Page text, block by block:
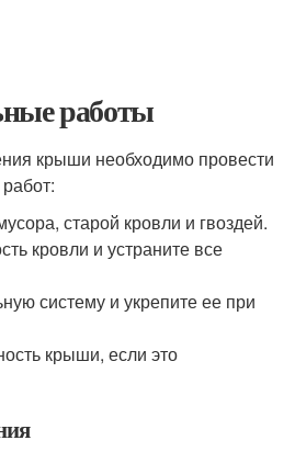
работы
крыши необходимо провести
старой кровли и гвоздей.
кровли и устраните все
систему и укрепите ее при
крыши, если это